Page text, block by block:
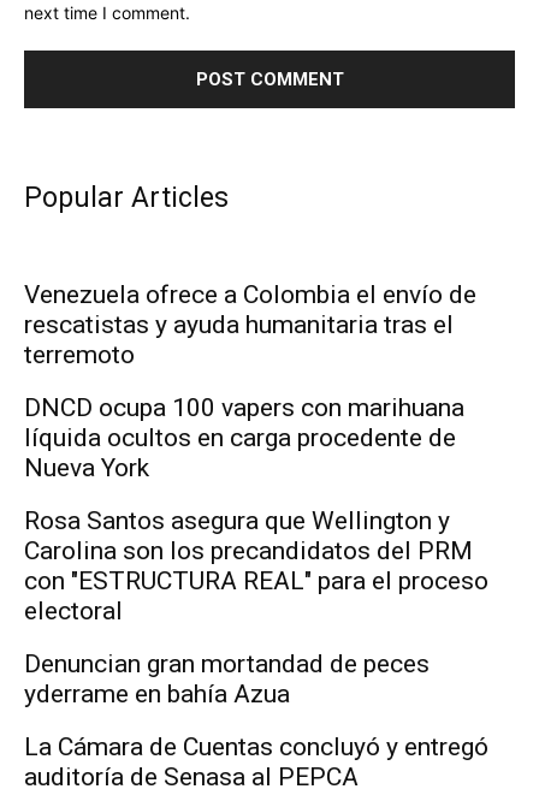
next time I comment.
Popular Articles
Venezuela ofrece a Colombia el envío de
rescatistas y ayuda humanitaria tras el
terremoto
DNCD ocupa 100 vapers con marihuana
líquida ocultos en carga procedente de
Nueva York
Rosa Santos asegura que Wellington y
Carolina son los precandidatos del PRM
con "ESTRUCTURA REAL" para el proceso
electoral
Denuncian gran mortandad de peces
yderrame en bahía Azua
La Cámara de Cuentas concluyó y entregó
auditoría de Senasa al PEPCA